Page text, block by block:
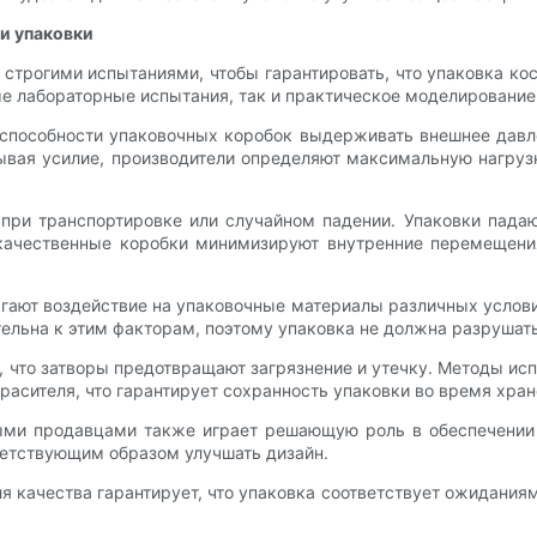
упаковки
испытаниями, чтобы гарантировать, что упаковка
лабораторные испытания, так и практическое
упаковочных коробок выдерживать внешнее
усилие, производители определяют максимальную
транспортировке или случайном падении. Упаковки
коробки минимизируют внутренние
воздействие на упаковочные материалы различных
к этим факторам, поэтому упаковка не должна
затворы предотвращают загрязнение и утечку. Методы
что гарантирует сохранность упаковки во время
продавцами также играет решающую роль в
образом улучшать дизайн.
гарантирует, что упаковка соответствует